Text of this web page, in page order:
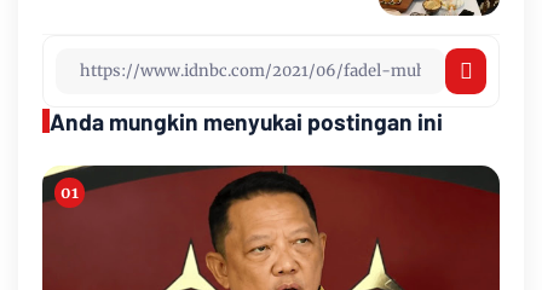
Anda mungkin menyukai postingan ini